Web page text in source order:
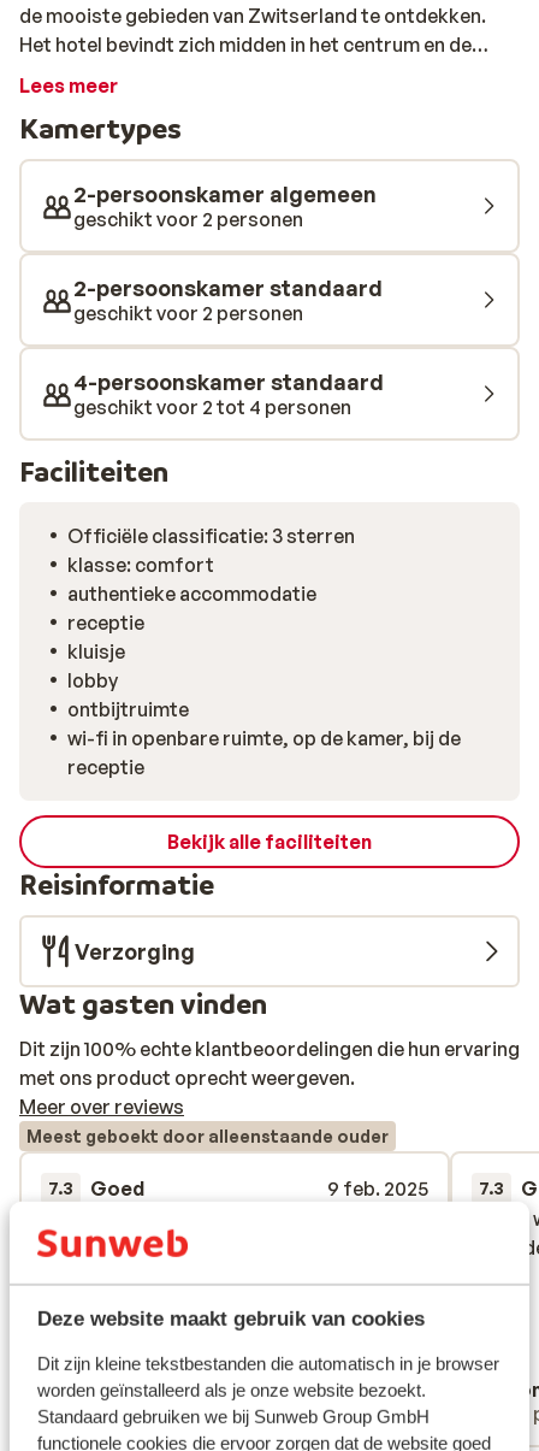
Deze website maakt gebruik van cookies
Dit zijn kleine tekstbestanden die automatisch in je browser
worden geïnstalleerd als je onze website bezoekt.
Standaard gebruiken we bij Sunweb Group GmbH
functionele cookies die ervoor zorgen dat de website goed
de mooiste gebieden van Zwitserland te ontdekken.
Het hotel bevindt zich midden in het centrum en de
skibus stopt vrijwel naast de deur. De gezellige sfeer
gezorgd in het restaurant, maken dit een fijne plek om
iedere dag weer terug te komen na een sportieve dag
op de piste. Bovendien is er een bar waar je samen kunt
proosten met een lekker drankje en is het restaurant
bekroond met een Michellinster.
Lees meer
Kamertypes
2-persoonskamer algemeen
geschikt voor 2 personen
2-persoonskamer standaard
geschikt voor 2 personen
4-persoonskamer standaard
geschikt voor 2 tot 4 personen
Faciliteiten
Officiële classificatie: 3 sterren
klasse: comfort
authentieke accommodatie
receptie
kluisje
lobby
ontbijtruimte
wi-fi in openbare ruimte, op de kamer, bij de
receptie
Bekijk alle faciliteiten
Reisinformatie
Verzorging
Wat gasten vinden
Dit zijn 100% echte klantbeoordelingen die hun ervaring
met ons product oprecht weergeven.
Meer over reviews
Meest geboekt door alleenstaande ouder
7.3 Goed
9 feb. 2025
personeel. Het is wel oud (> 400 jaar), maar
skigebieden is matig, met de auto goed te
doen, maar lopen naar het station op
skischoenen is te ver
personeel. Het is wel oud (> 400 jaar), maar
skigebieden is matig, met de auto goed te
doen, maar lopen naar het station op
skischoenen is te ver
Jorn
Alleenstaande ouder
7.3